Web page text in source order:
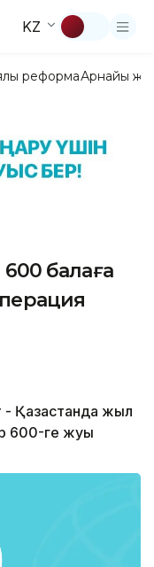
KZ
реформаАрнайы
балаға
- Қазақстанда жыл
600-ге жуық